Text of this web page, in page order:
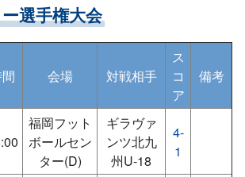
選手権大会
会場 対戦相手
ス
コ
ア
備考
福岡フット
ボールセン
ター(D)
ギラヴァ
ンツ北九
州U-18
4-
1